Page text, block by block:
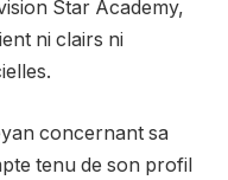
Star Academy,
ni clairs ni
concernant sa
tenu de son profil